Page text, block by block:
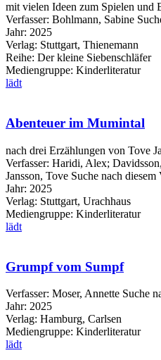
mit vielen Ideen zum Spielen und
Verfasser: Bohlmann, Sabine
Jahr: 2025
Verlag: Stuttgart, Thienemann
Reihe: Der kleine Siebenschläfer
Mediengruppe: Kinderliteratur
lädt
Abenteuer im Mumintal
nach drei Erzählungen von Tove
Verfasser: Haridi, Alex;
Jansson, Tove Suche nach diesem
Jahr: 2025
Verlag: Stuttgart, Urachhaus
Mediengruppe: Kinderliteratur
lädt
Grumpf vom Sumpf
Verfasser: Moser, Annette Suche
Jahr: 2025
Verlag: Hamburg, Carlsen
Mediengruppe: Kinderliteratur
lädt